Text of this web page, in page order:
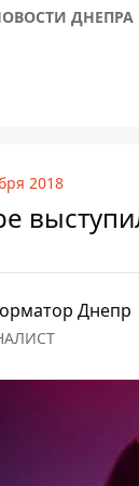
ДНЕПРА
2018
Днепр